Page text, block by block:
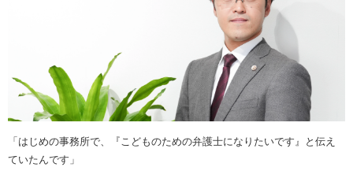
「はじめの事務所で、『こどものための弁護士になりたいです』と伝え
ていたんです」